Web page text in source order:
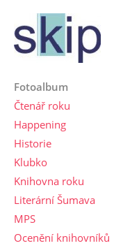
Fotoalbum
Čtenář roku
Happening
Historie
Klubko
Knihovna roku
Literární Šumava
MPS
Ocenění knihovníků